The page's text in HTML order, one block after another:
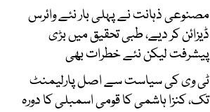
مصنوعی ذہانت نے پہلی بار نئے وائرس
ڈیزائن کر دیے، طبی تحقیق میں بڑی
پیشرفت لیکن نئے خطرات بھی
ٹی وی کی سیاست سے اصل پارلیمنٹ
تک، کنزا ہاشمی کا قومی اسمبلی کا دورہ